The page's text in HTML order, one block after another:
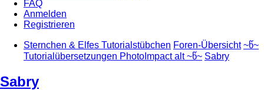
FAQ
Anmelden
Registrieren
Sternchen & Elfes Tutorialstübchen Foren-Übersicht ~წ~
Tutorialübersetzungen PhotoImpact alt ~წ~ Sabry
Sabry